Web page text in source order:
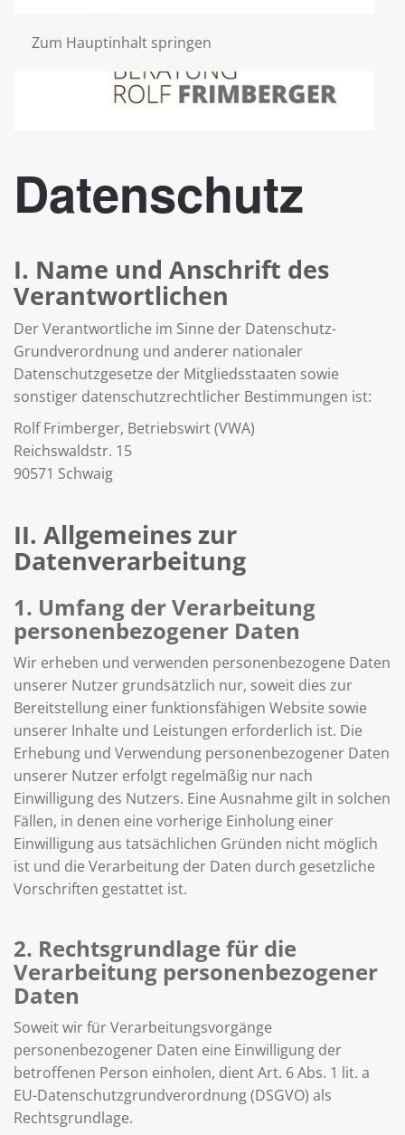
Zum Hauptinhalt springen
Datenschutz
I. Name und Anschrift des
Verantwortlichen
Der Verantwortliche im Sinne der Datenschutz-
Grundverordnung und anderer nationaler
Datenschutzgesetze der Mitgliedsstaaten sowie
sonstiger datenschutzrechtlicher Bestimmungen ist:
Rolf Frimberger, Betriebswirt (VWA)
Reichswaldstr. 15
90571 Schwaig
II. Allgemeines zur
Datenverarbeitung
1. Umfang der Verarbeitung
personenbezogener Daten
Wir erheben und verwenden personenbezogene Daten
unserer Nutzer grundsätzlich nur, soweit dies zur
Bereitstellung einer funktionsfähigen Website sowie
unserer Inhalte und Leistungen erforderlich ist. Die
Erhebung und Verwendung personenbezogener Daten
unserer Nutzer erfolgt regelmäßig nur nach
Einwilligung des Nutzers. Eine Ausnahme gilt in solchen
Fällen, in denen eine vorherige Einholung einer
Einwilligung aus tatsächlichen Gründen nicht möglich
ist und die Verarbeitung der Daten durch gesetzliche
Vorschriften gestattet ist.
2. Rechtsgrundlage für die
Verarbeitung personenbezogener
Daten
Soweit wir für Verarbeitungsvorgänge
personenbezogener Daten eine Einwilligung der
betroffenen Person einholen, dient Art. 6 Abs. 1 lit. a
EU-Datenschutzgrundverordnung (DSGVO) als
Rechtsgrundlage.